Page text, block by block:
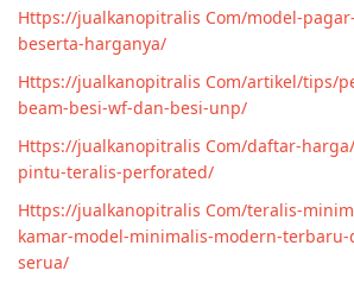
Https://jualkanopitralis Com/model-
beserta-harganya/
Https://jualkanopitralis Com/artikel/tips/
beam-besi-wf-dan-besi-unp/
Https://jualkanopitralis Com/daftar-
pintu-teralis-perforated/
Https://jualkanopitralis Com/teralis-
kamar-model-minimalis-modern-
serua/